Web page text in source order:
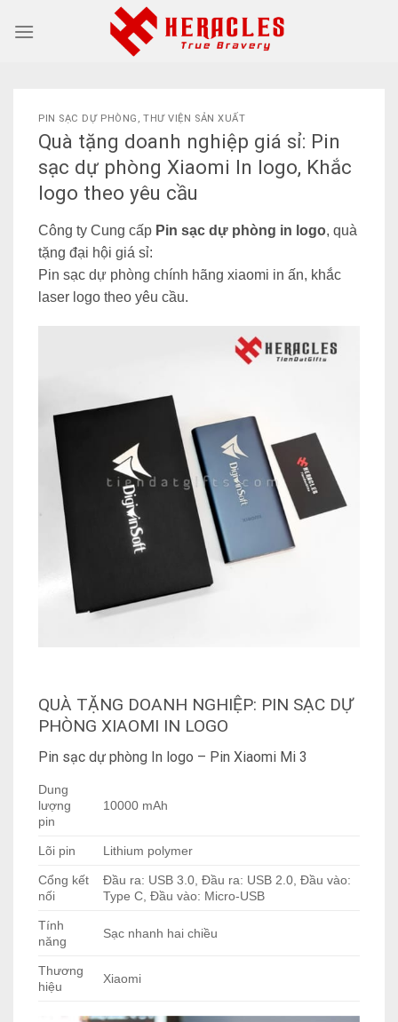
PIN SẠC DỰ PHÒNG ,THƯ VIỆN SẢN XUẤT
Quà tặng doanh nghiệp giá sỉ: Pin
sạc dự phòng Xiaomi In logo, Khắc
logo theo yêu cầu
Công ty Cung cấp Pin sạc dự phòng in logo, quà
tặng đại hội giá sỉ:
Pin sạc dự phòng chính hãng xiaomi in ấn, khắc
laser logo theo yêu cầu.
QUÀ TẶNG DOANH NGHIỆP: PIN SẠC DỰ
PHÒNG XIAOMI IN LOGO
Pin sạc dự phòng In logo – Pin Xiaomi Mi 3
Dung
lượng
pin
10000 mAh
Lõi pin Lithium polymer
Cổng kết
nối
Đầu ra: USB 3.0, Đầu ra: USB 2.0, Đầu vào:
Type C, Đầu vào: Micro-USB
Tính
năng
Sạc nhanh hai chiều
Thương
hiệu
Xiaomi